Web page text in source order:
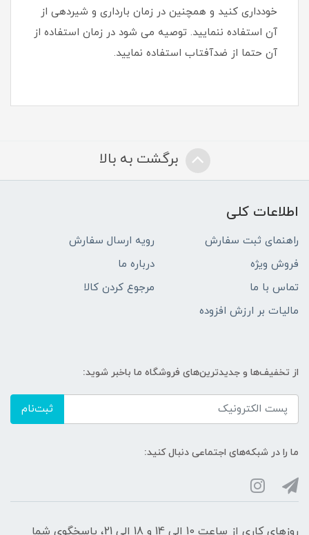
خودداری کنید و همچنین در زمان بارداری و شیردهی از
آن استفاده ننمایید. توصیه می شود در زمان استفاده از
آن حتما از ضدآفتاب استفاده نمایید.
برگشت به بالا
اطلاعات کلی
راهنمای ثبت سفارش
رویه ارسال سفارش
فروش ویژه
درباره ما
تماس با ما
مرجوع کردن کالا
مالیات بر ارزش افزوده
از تخفیف‌ها و جدیدترین‌های فروشگاه ما باخبر شوید:
ثبت‌نام
ما را در شبکه‌های اجتماعی دنبال کنید:
روزهای کاری از ساعت 10 الی 14 و 18 الی 21، پاسخگوی شما